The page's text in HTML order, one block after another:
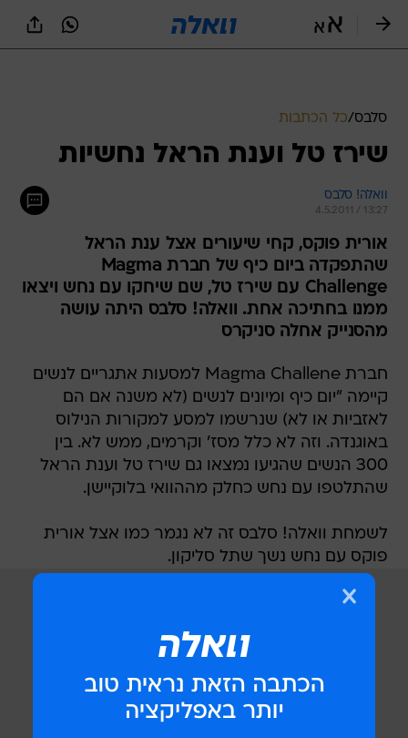
סלבס/כל הכתבות
שירז טל וענת הראל נחשיות
וואלה! סלבס
4.5.2011 / 13:27
אורית פוקס, קחי שיעורים אצל ענת הראל
שהתפקדה ביום כיף של חברת Magma
Challenge עם שירז טל, שם שיחקו עם נחש ויצאו
ממנו בחתיכה אחת. וואלה! סלבס היתה עושה
מהסנייק אחלה סניקרס
חברת Magma Challene למסעות אתגריים לנשים
קיימה "יום כיף ומיונים לנשים (לא משנה אם הם
לאזביות או לא) שנרשמו למסע למקורות הנילוס
באוגנדה. וזה לא כלל מסז' וקרמים, ממש לא. בין
300 הנשים שהגיעו נמצאו גם שירז טל וענת הראל
שהתלטפו עם נחש כחלק מההוואי בלוקיישן.
לשמחת וואלה! סלבס זה לא נגמר כמו אצל אורית
פוקס עם נחש נשך שתל סליקון.